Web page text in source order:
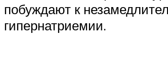
побуждают к
гипернатриемии.